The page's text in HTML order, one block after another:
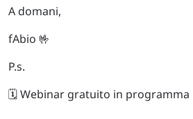
A domani,
fAbio 🤟
P.s.
🗓️ Webinar gratuito in programma